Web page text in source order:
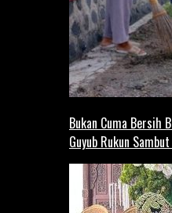
Bukan Cuma Bersih
Guyub Rukun